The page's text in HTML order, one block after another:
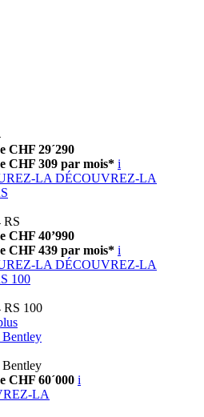
CHF 29´290
CHF 309 par mois* i
LA DÉCOUVREZ-LA
RS
CHF 40’990
CHF 439 par mois* i
LA DÉCOUVREZ-LA
100
100
CHF 60´000 i
LA